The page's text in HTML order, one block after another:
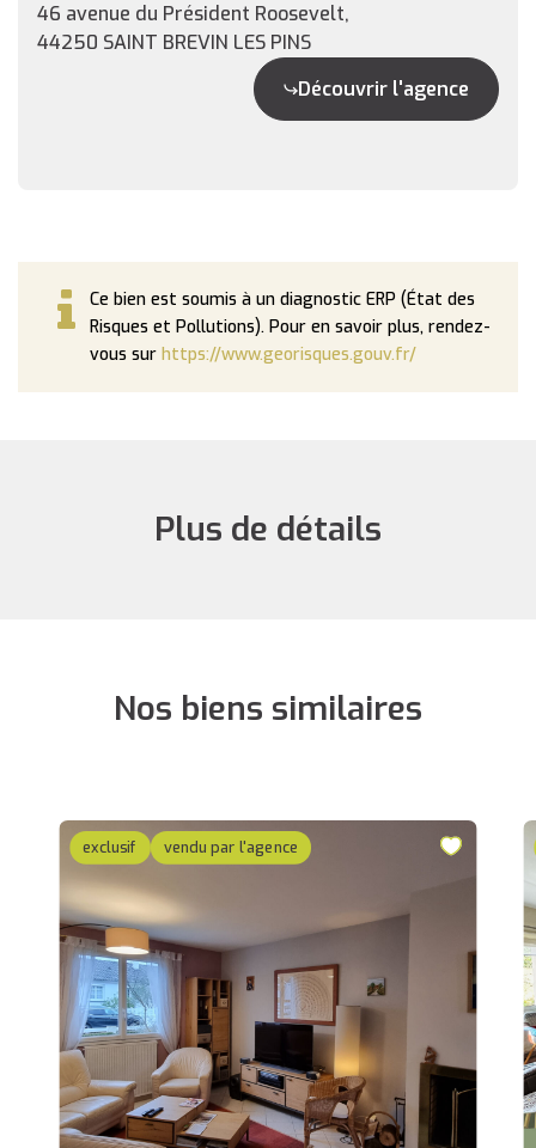
46 avenue du Président Roosevelt,
44250 SAINT BREVIN LES PINS
Découvrir l'agence
Ce bien est soumis à un diagnostic ERP (État des
Risques et Pollutions). Pour en savoir plus, rendez-
vous sur https://www.georisques.gouv.fr/
Plus de détails
Nos biens similaires
exclusif vendu par l'agence